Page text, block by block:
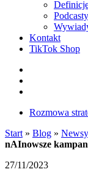
Podcasty
Kontakt
TikTok Shop
Rozmowa
Start » Blog »
nAInowsze
27/11/2023